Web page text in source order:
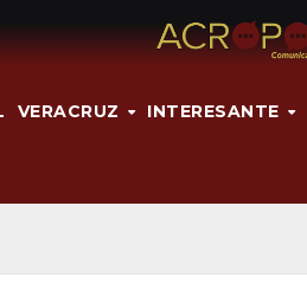
VERACRUZ INTERESANTE